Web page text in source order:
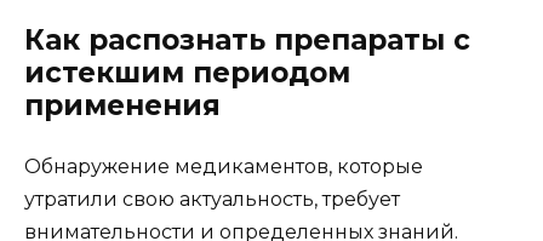
Как распознать препараты с
истекшим периодом
применения
Обнаружение медикаментов, которые
утратили свою актуальность, требует
внимательности и определенных знаний.